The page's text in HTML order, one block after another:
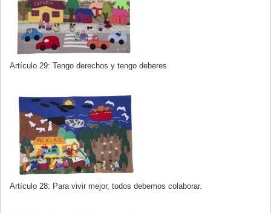
Artículo 29: Tengo derechos y tengo deberes
Artículo 28: Para vivir mejor, todos debemos colaborar.